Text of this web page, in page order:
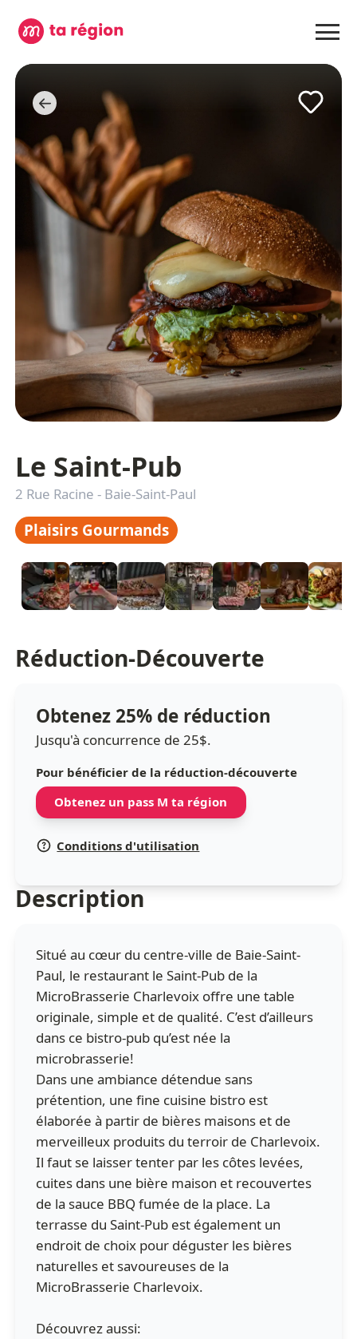
Le Saint-Pub
2 Rue Racine - Baie-Saint-Paul
Plaisirs Gourmands
Réduction-Découverte
Obtenez 25% de réduction
Jusqu'à concurrence de 25$.
Pour bénéficier de la réduction-découverte
Obtenez un pass M ta région
Conditions d'utilisation
Description
Situé au cœur du centre-ville de Baie-Saint-
Paul, le restaurant le Saint-Pub de la
MicroBrasserie Charlevoix offre une table
originale, simple et de qualité. C’est d’ailleurs
dans ce bistro-pub qu’est née la
microbrasserie!
Dans une ambiance détendue sans
prétention, une fine cuisine bistro est
élaborée à partir de bières maisons et de
merveilleux produits du terroir de Charlevoix.
Il faut se laisser tenter par les côtes levées,
cuites dans une bière maison et recouvertes
de la sauce BBQ fumée de la place. La
terrasse du Saint-Pub est également un
endroit de choix pour déguster les bières
naturelles et savoureuses de la
MicroBrasserie Charlevoix.
Découvrez aussi: